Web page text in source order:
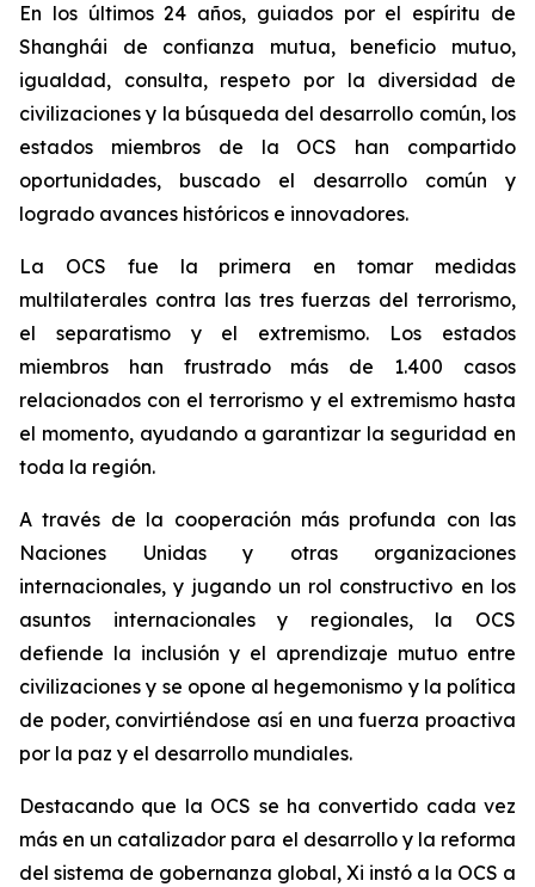
En los últimos 24 años, guiados por el espíritu de
Shanghái de confianza mutua, beneficio mutuo,
igualdad, consulta, respeto por la diversidad de
civilizaciones y la búsqueda del desarrollo común, los
estados miembros de la OCS han compartido
oportunidades, buscado el desarrollo común y
logrado avances históricos e innovadores.
La OCS fue la primera en tomar medidas
multilaterales contra las tres fuerzas del terrorismo,
el separatismo y el extremismo. Los estados
miembros han frustrado más de 1.400 casos
relacionados con el terrorismo y el extremismo hasta
el momento, ayudando a garantizar la seguridad en
toda la región.
A través de la cooperación más profunda con las
Naciones Unidas y otras organizaciones
internacionales, y jugando un rol constructivo en los
asuntos internacionales y regionales, la OCS
defiende la inclusión y el aprendizaje mutuo entre
civilizaciones y se opone al hegemonismo y la política
de poder, convirtiéndose así en una fuerza proactiva
por la paz y el desarrollo mundiales.
Destacando que la OCS se ha convertido cada vez
más en un catalizador para el desarrollo y la reforma
del sistema de gobernanza global, Xi instó a la OCS a